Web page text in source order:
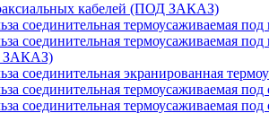
кабелей (ПОД ЗАКАЗ)